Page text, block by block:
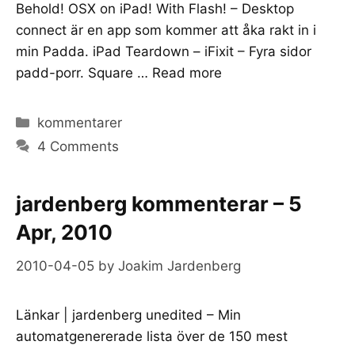
Behold! OSX on iPad! With Flash! – Desktop
connect är en app som kommer att åka rakt in i
min Padda. iPad Teardown – iFixit – Fyra sidor
padd-porr. Square … Read more
Categories
kommentarer
4 Comments
jardenberg kommenterar – 5
Apr, 2010
2010-04-05 by Joakim Jardenberg
Länkar | jardenberg unedited – Min
automatgenererade lista över de 150 mest